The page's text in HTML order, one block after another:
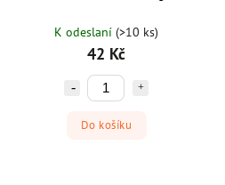
K odeslaní (>10 ks)
42 Kč
Do košíku